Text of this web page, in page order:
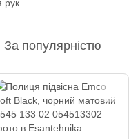
За популярністю